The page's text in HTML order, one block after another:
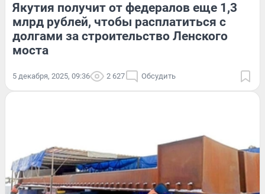
Якутия получит от федералов еще 1,3
млрд рублей, чтобы расплатиться с
долгами за строительство Ленского
моста
5 декабря, 2025, 09:36 2 627 Обсудить